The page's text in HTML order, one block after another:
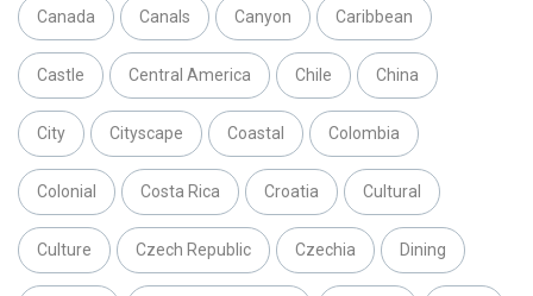
Canada Canals Canyon Caribbean
Castle Central America Chile China
City Cityscape Coastal Colombia
Colonial Costa Rica Croatia Cultural
Culture Czech Republic Czechia Dining